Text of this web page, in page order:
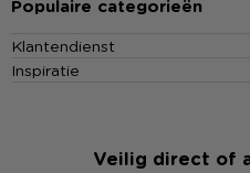
Populaire categorieën
Klantendienst
Inspiratie
Veilig direct of